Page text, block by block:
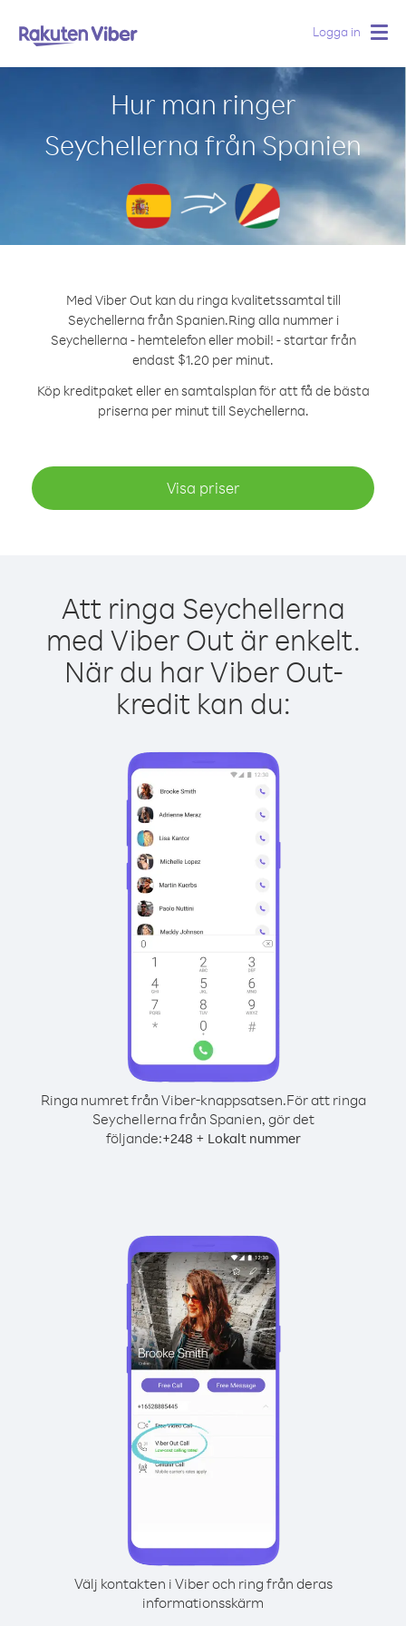
Logga in
Hur man ringer
Seychellerna från Spanien
Med Viber Out kan du ringa kvalitetssamtal till
Seychellerna från Spanien.Ring alla nummer i
Seychellerna - hemtelefon eller mobil! - startar från
endast $1.20 per minut.
Köp kreditpaket eller en samtalsplan för att få de bästa
priserna per minut till Seychellerna.
Visa priser
Att ringa Seychellerna
med Viber Out är enkelt.
När du har Viber Out-
kredit kan du:
Ringa numret från Viber-knappsatsen.För att ringa
Seychellerna från Spanien, gör det
följande:+248 + Lokalt nummer
Välj kontakten i Viber och ring från deras
informationsskärm